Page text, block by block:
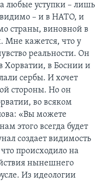
любые уступки – лишь
– и в НАТО, и
страны, виновной в
Мне кажется, что у
реальности. Он
Хорватии, в Боснии и
сербы. И хочет
стороны. Но он
во всяком
«Вы можете
этого всегда будет
создает видимость
происходило на
нынешнего
Из идеологии